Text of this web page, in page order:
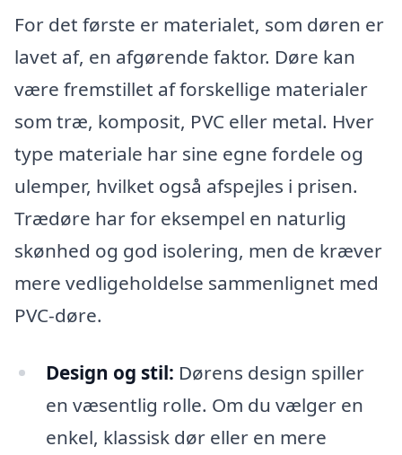
For det første er materialet, som døren er
lavet af, en afgørende faktor. Døre kan
være fremstillet af forskellige materialer
som træ, komposit, PVC eller metal. Hver
type materiale har sine egne fordele og
ulemper, hvilket også afspejles i prisen.
Trædøre har for eksempel en naturlig
skønhed og god isolering, men de kræver
mere vedligeholdelse sammenlignet med
PVC-døre.
Design og stil: Dørens design spiller
en væsentlig rolle. Om du vælger en
enkel, klassisk dør eller en mere